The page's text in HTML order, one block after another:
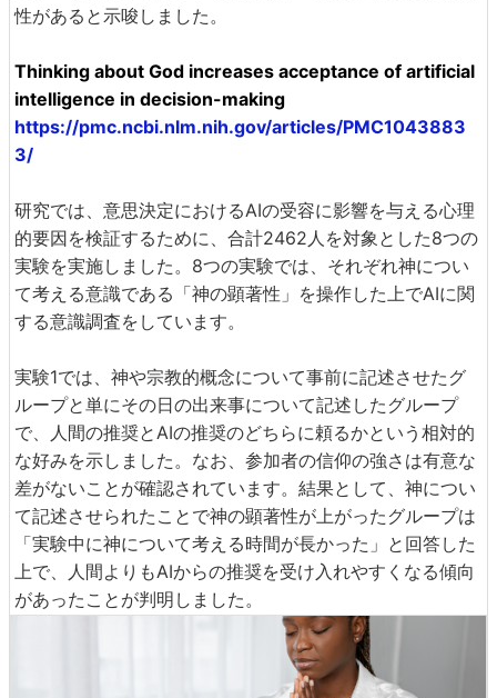
性があると示唆しました。
Thinking about God increases acceptance of artificial
intelligence in decision-making
https://pmc.ncbi.nlm.nih.gov/articles/PMC1043883
3/
研究では、意思決定におけるAIの受容に影響を与える心理
的要因を検証するために、合計2462人を対象とした8つの
実験を実施しました。8つの実験では、それぞれ神につい
て考える意識である「神の顕著性」を操作した上でAIに関
する意識調査をしています。
実験1では、神や宗教的概念について事前に記述させたグ
ループと単にその日の出来事について記述したグループ
で、人間の推奨とAIの推奨のどちらに頼るかという相対的
な好みを示しました。なお、参加者の信仰の強さは有意な
差がないことが確認されています。結果として、神につい
て記述させられたことで神の顕著性が上がったグループは
「実験中に神について考える時間が長かった」と回答した
上で、人間よりもAIからの推奨を受け入れやすくなる傾向
があったことが判明しました。